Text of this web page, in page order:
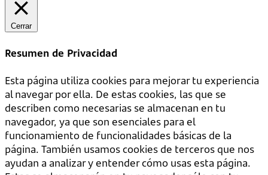
Cerrar
Resumen de Privacidad
Esta página utiliza cookies para mejorar tu experiencia
al navegar por ella. De estas cookies, las que se
describen como necesarias se almacenan en tu
navegador, ya que son esenciales para el
funcionamiento de funcionalidades básicas de la
página. También usamos cookies de terceros que nos
ayudan a analizar y entender cómo usas esta página.